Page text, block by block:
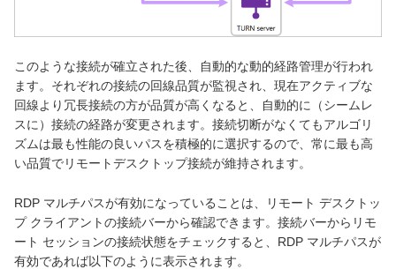
このような接続が確立された後、自動的な動的経路管理が行われ
ます。それぞれの接続の回線品質が監視され、現在アクティブな
回線より冗長接続の方が品質が高くなると、自動的に（シームレ
スに）接続の経路が変更されます。接続切断がなくてもアルゴリ
ズムは最も性能の良いパスを積極的に選択するので、常に最も高
い品質でリモートデスクトップ接続が維持されます。
RDP マルチパスが有効になっていることは、リモート デスクトッ
プ クライアントの接続バーから確認できます。接続バーからリモ
ート セッションの接続状態をチェックすると、RDP マルチパスが
有効であれば以下のように表示されます。